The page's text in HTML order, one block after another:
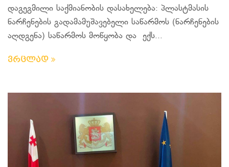
დაგეგმილი საქმიანობის დასახელება: პლასტმასის
ნარჩენების გადამამუშავებელი საწარმოს (ნარჩენების
აღდგენა) საწარმოს მოწყობა და ექს...
ვრცლად